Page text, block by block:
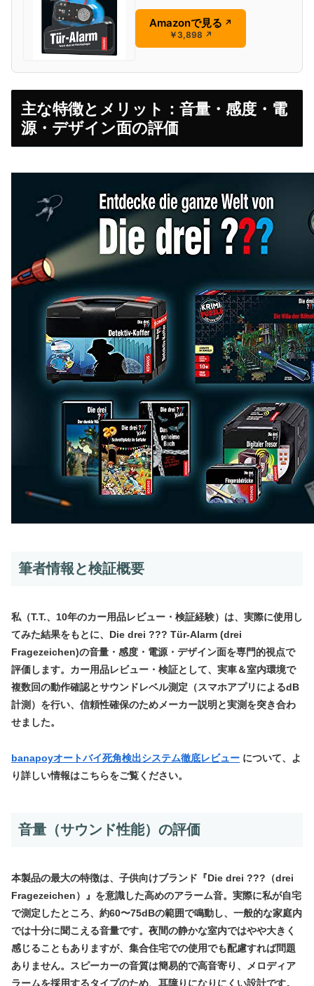
Amazonで見る ↗
￥3,898 ↗
主な特徴とメリット：音量・感度・電
源・デザイン面の評価
筆者情報と検証概要
私（T.T.、10年のカー用品レビュー・検証経験）は、実際に使用し
てみた結果をもとに、Die drei ??? Tür-Alarm (drei
Fragezeichen)の音量・感度・電源・デザイン面を専門的視点で
評価します。カー用品レビュー・検証として、実車＆室内環境で
複数回の動作確認とサウンドレベル測定（スマホアプリによるdB
計測）を行い、信頼性確保のためメーカー説明と実測を突き合わ
せました。
banapoyオートバイ死角検出システム徹底レビュー について、よ
り詳しい情報はこちらをご覧ください。
音量（サウンド性能）の評価
本製品の最大の特徴は、子供向けブランド『Die drei ???（drei
Fragezeichen）』を意識した高めのアラーム音。実際に私が自宅
で測定したところ、約60〜75dBの範囲で鳴動し、一般的な家庭内
では十分に聞こえる音量です。夜間の静かな室内ではやや大きく
感じることもありますが、集合住宅での使用でも配慮すれば問題
ありません。スピーカーの音質は簡易的で高音寄り、メロディア
ラームを採用するタイプのため、耳障りになりにくい設計です。